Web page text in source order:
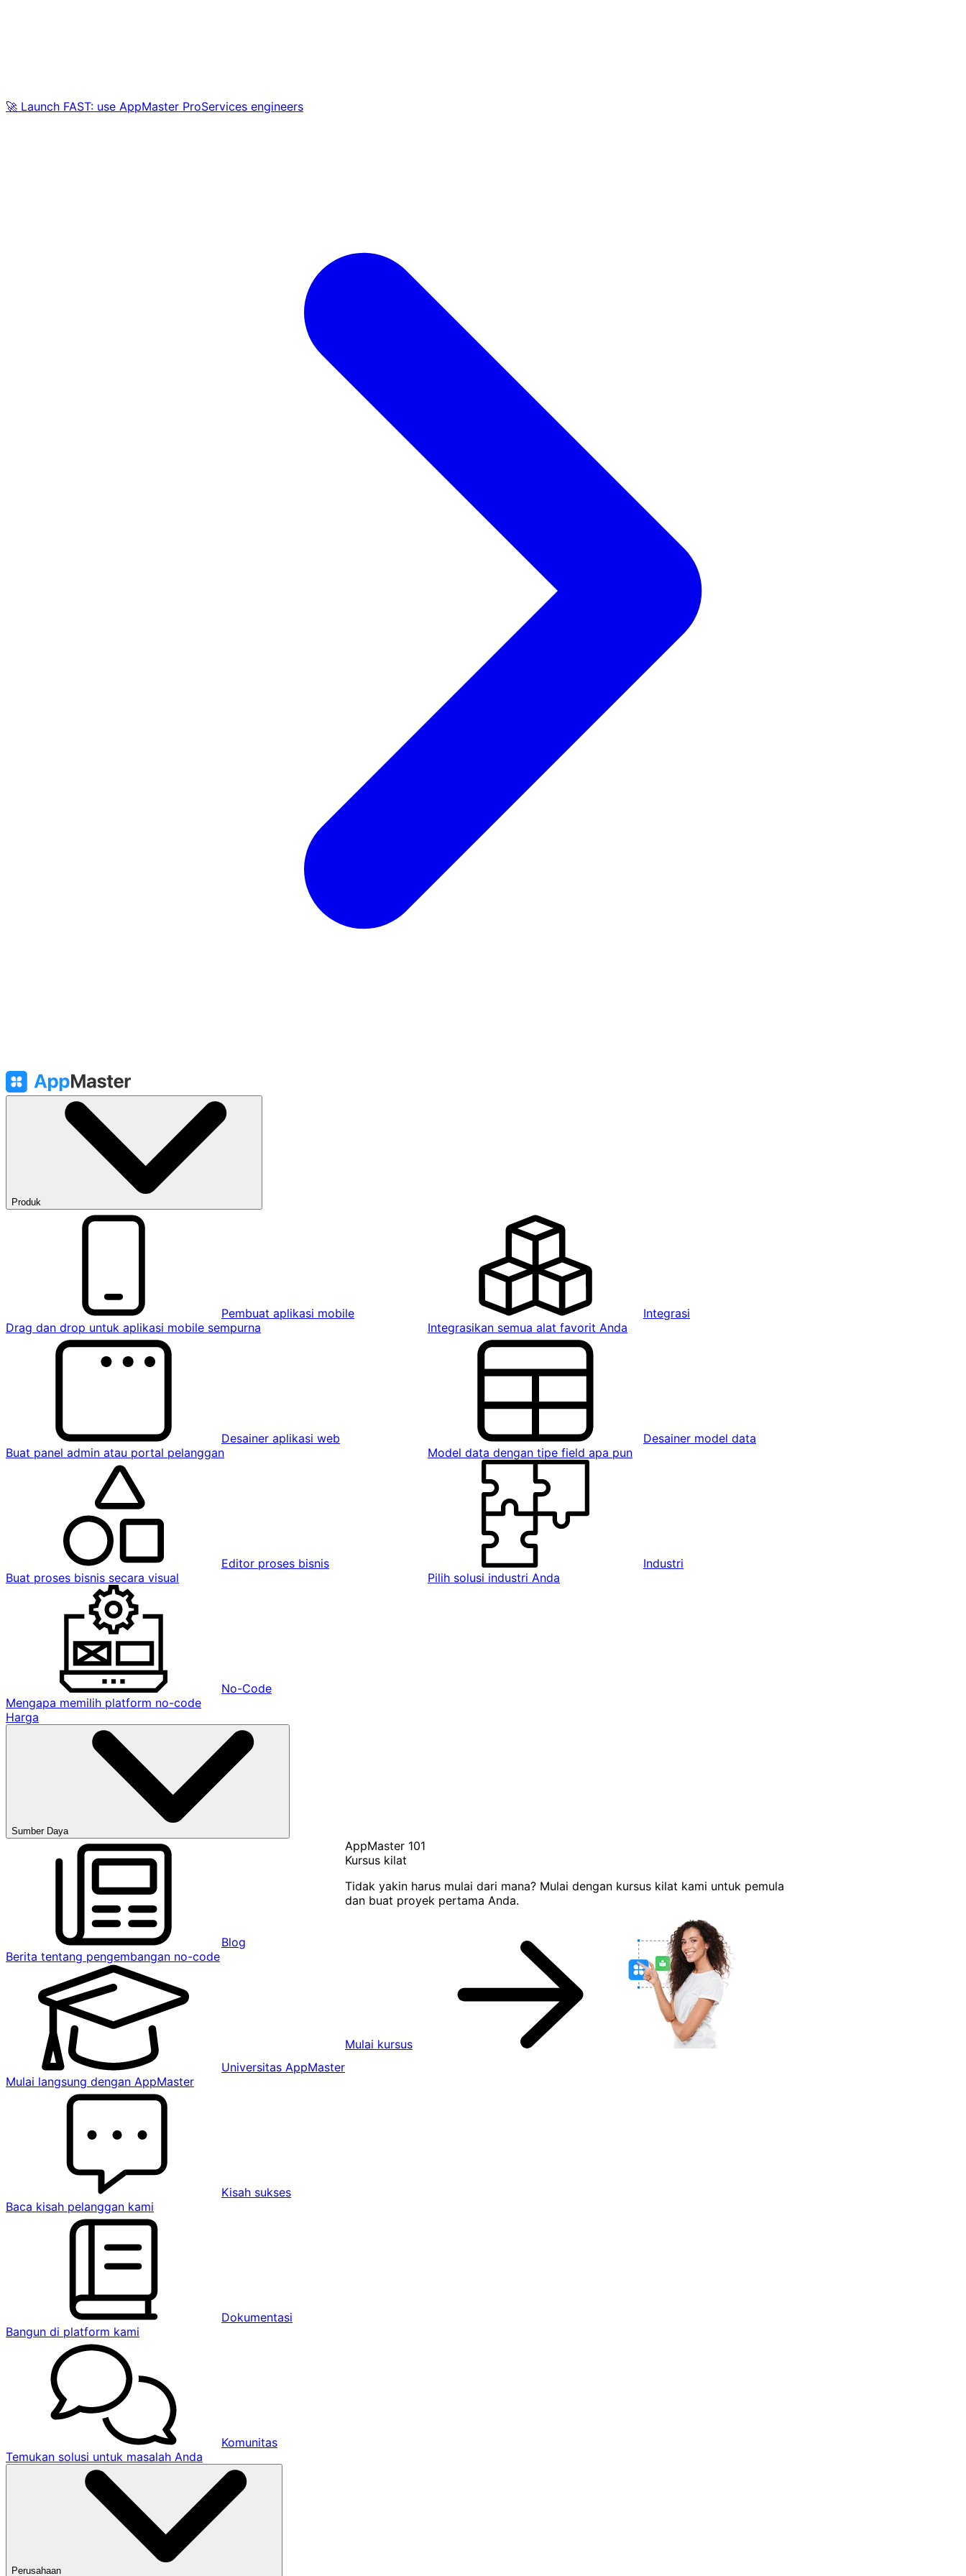
🚀 Launch FAST: use AppMaster ProServices engineers
Produk
Pembuat aplikasi mobile
Drag dan drop untuk aplikasi mobile sempurna
Integrasi
Integrasikan semua alat favorit Anda
Desainer aplikasi web
Buat panel admin atau portal pelanggan
Desainer model data
Model data dengan tipe field apa pun
Editor proses bisnis
Buat proses bisnis secara visual
Industri
Pilih solusi industri Anda
No-Code
Mengapa memilih platform no-code
Harga
Sumber Daya
Blog
Berita tentang pengembangan no-code
Universitas AppMaster
Mulai langsung dengan AppMaster
Kisah sukses
Baca kisah pelanggan kami
Dokumentasi
Bangun di platform kami
Komunitas
Temukan solusi untuk masalah Anda
AppMaster 101
Kursus kilat
Tidak yakin harus mulai dari mana? Mulai dengan kursus kilat kami untuk pemula
dan buat proyek pertama Anda.
Mulai kursus
Perusahaan